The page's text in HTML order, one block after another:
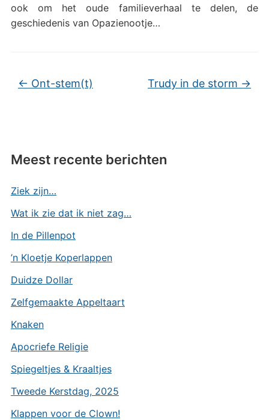
ook om het oude familieverhaal te delen, de
geschiedenis van Opazienootje…
← Ont-stem(t) Trudy in de storm →
Meest recente berichten
Ziek zijn…
Wat ik zie dat ik niet zag…
In de Pillenpot
’n Kloetje Koperlappen
Duidze Dollar
Zelfgemaakte Appeltaart
Knaken
Apocriefe Religie
Spiegeltjes & Kraaltjes
Tweede Kerstdag, 2025
Klappen voor de Clown!